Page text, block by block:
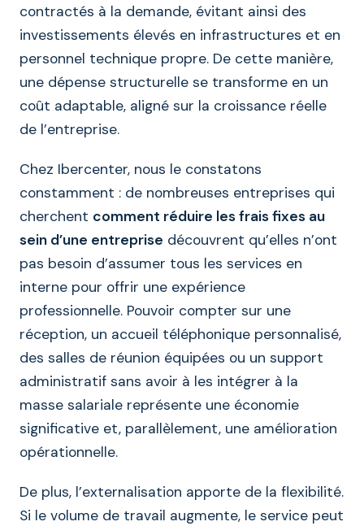
contractés à la demande, évitant ainsi des
investissements élevés en infrastructures et en
personnel technique propre. De cette manière,
une dépense structurelle se transforme en un
coût adaptable, aligné sur la croissance réelle
de l’entreprise.
Chez Ibercenter, nous le constatons
constamment : de nombreuses entreprises qui
cherchent comment réduire les frais fixes au
sein d’une entreprise découvrent qu’elles n’ont
pas besoin d’assumer tous les services en
interne pour offrir une expérience
professionnelle. Pouvoir compter sur une
réception, un accueil téléphonique personnalisé,
des salles de réunion équipées ou un support
administratif sans avoir à les intégrer à la
masse salariale représente une économie
significative et, parallèlement, une amélioration
opérationnelle.
De plus, l’externalisation apporte de la flexibilité.
Si le volume de travail augmente, le service peut